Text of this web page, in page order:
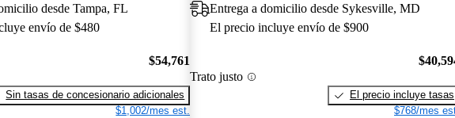
desde Tampa, FL
envío de $480
$54,761
Sin tasas de concesionario adicionales
$1,002/mes est.
Entrega a domicilio desde Sykesville, MD
El precio incluye envío de $900
Trato justo
El precio incluye tasas
$768/mes